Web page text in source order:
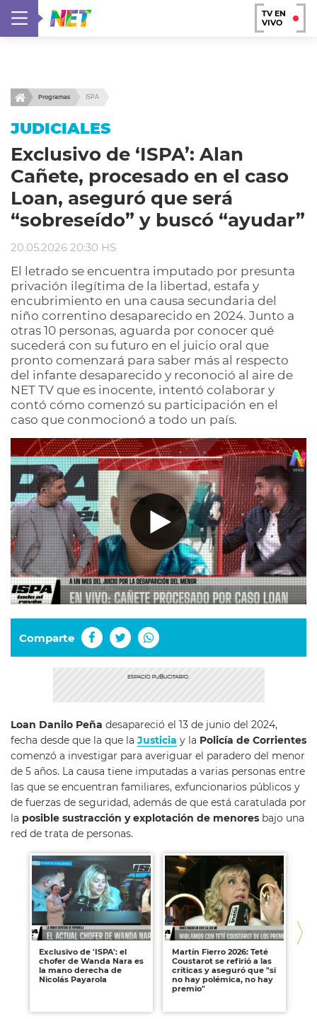
TV EN
VIVO
Programas ISPA
JUDICIALES
Exclusivo de ‘ISPA’: Alan
Cañete, procesado en el caso
Loan, aseguró que será
“sobreseído” y buscó “ayudar”
20.05.2026 20:30 HS
El letrado se encuentra imputado por presunta
privación ilegítima de la libertad, estafa y
encubrimiento en una causa secundaria del
niño correntino desaparecido en 2024. Junto a
otras 10 personas, aguarda por conocer qué
sucederá con su futuro en el juicio oral que
pronto comenzará para saber más al respecto
del infante desaparecido y reconoció al aire de
NET TV que es inocente, intentó colaborar y
contó cómo comenzó su participación en el
caso que conmocionó a todo un país.
Comparte
Loan Danilo Peña desapareció el 13 de junio del 2024,
fecha desde que la que la Justicia y la Policía de Corrientes
comenzó a investigar para averiguar el paradero del menor
de 5 años. La causa tiene imputadas a varias personas entre
las que se encuentran familiares, exfuncionarios públicos y
de fuerzas de seguridad, además de que está caratulada por
la posible sustracción y explotación de menores bajo una
red de trata de personas.
Exclusivo de 'ISPA': el
chofer de Wanda Nara es
la mano derecha de
Nicolás Payarola
Martín Fierro 2026: Teté
Coustarot se refirió a las
críticas y aseguró que "si
no hay polémica, no hay
premio"